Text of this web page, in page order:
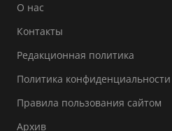
О нас
Контакты
Редакционная политика
Политика конфиденциальности
Правила пользования сайтом
Архив